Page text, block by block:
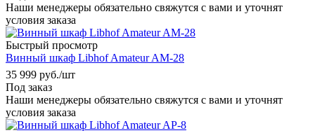
Наши менеджеры обязательно свяжутся с вами и уточнят
условия заказа
Быстрый просмотр
Винный шкаф Libhof Amateur AM-28
35 999 руб./шт
Под заказ
Наши менеджеры обязательно свяжутся с вами и уточнят
условия заказа